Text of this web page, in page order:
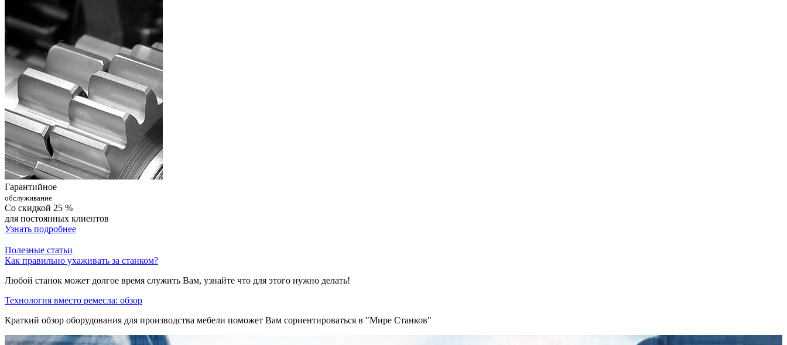
Гарантийное
обслуживание
Со скидкой 25 %
для постоянных клиентов
Узнать подробнее
Полезные статьи
Как правильно ухаживать за станком?
Любой станок может долгое время служить Вам, узнайте что для этого нужно делать!
Технология вместо ремесла: обзор
Краткий обзор оборудования для производства мебели поможет Вам сориентироваться в "Мире Станков"